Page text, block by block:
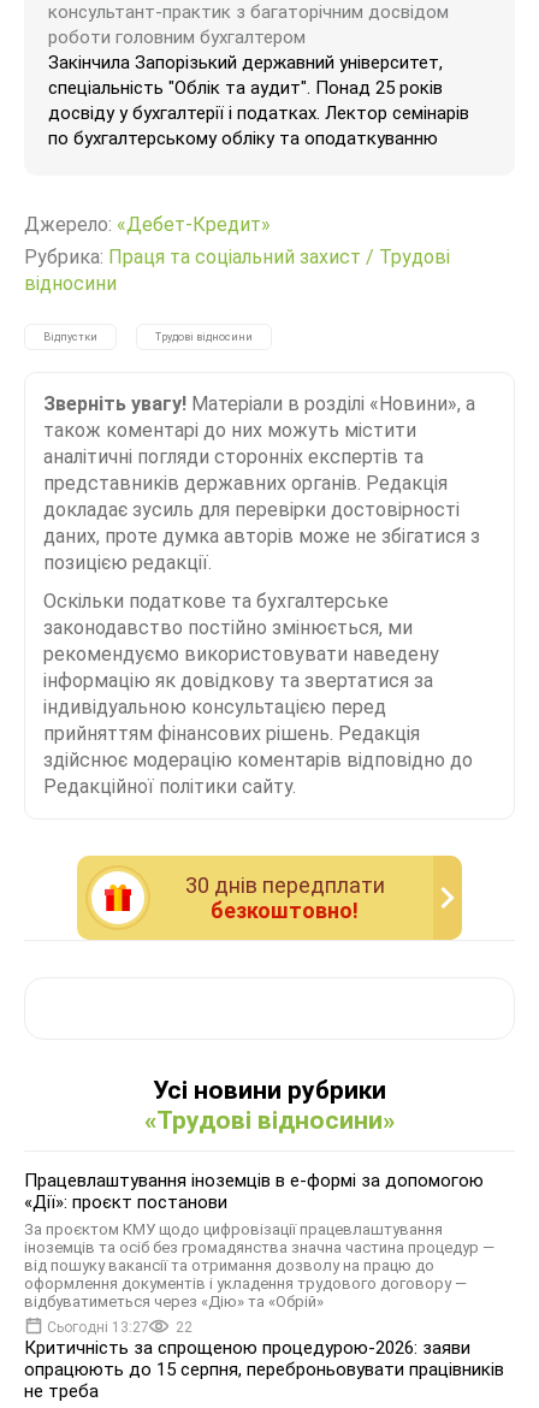
консультант-практик з багаторічним досвідом
роботи головним бухгалтером
Закінчила Запорізький державний університет,
спеціальність "Облік та аудит". Понад 25 років
досвіду у бухгалтерії і податках. Лектор семінарів
по бухгалтерському обліку та оподаткуванню
Джерело: «Дебет-Кредит»
Рубрика: Праця та соціальний захист / Трудові
відносини
Відпустки Трудові відносини
Зверніть увагу! Матеріали в розділі «Новини», а
також коментарі до них можуть містити
аналітичні погляди сторонніх експертів та
представників державних органів. Редакція
докладає зусиль для перевірки достовірності
даних, проте думка авторів може не збігатися з
позицією редакції.
Оскільки податкове та бухгалтерське
законодавство постійно змінюється, ми
рекомендуємо використовувати наведену
інформацію як довідкову та звертатися за
індивідуальною консультацією перед
прийняттям фінансових рішень. Редакція
здійснює модерацію коментарів відповідно до
Редакційної політики сайту.
30 днiв передплати
безкоштовно!
Усі новини рубрики
«Трудові відносини»
Працевлаштування іноземців в е-формі за допомогою
«Дії»: проєкт постанови
За проєктом КМУ щодо цифровізації працевлаштування
іноземців та осіб без громадянства значна частина процедур —
від пошуку вакансії та отримання дозволу на працю до
оформлення документів і укладення трудового договору —
відбуватиметься через «Дію» та «Обрій»
Сьогодні 13:27 22
Критичність за спрощеною процедурою-2026: заяви
опрацюють до 15 серпня, переброньовувати працівників
не треба